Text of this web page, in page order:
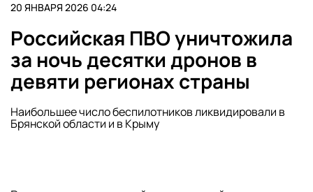
20 ЯНВАРЯ 2026 04:24
Российская ПВО уничтожила
за ночь десятки дронов в
девяти регионах страны
Наибольшее число беспилотников ликвидировали в
Брянской области и в Крыму